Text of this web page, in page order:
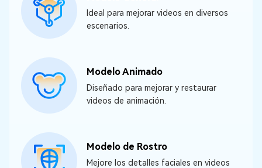
Ideal para mejorar videos en diversos
escenarios.
Modelo Animado
Diseñado para mejorar y restaurar
videos de animación.
Modelo de Rostro
Mejore los detalles faciales en videos